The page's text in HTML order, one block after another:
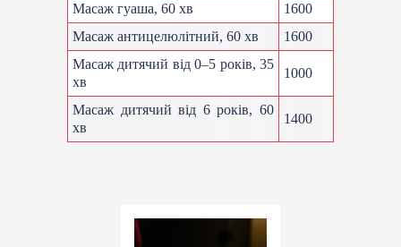
Масаж гуаша, 60 хв
1600
Масаж антицелюлітний, 60 хв
1600
Масаж дитячий від 0–5 років, 35
хв
1000
Масаж дитячий від 6 років, 60
хв
1400